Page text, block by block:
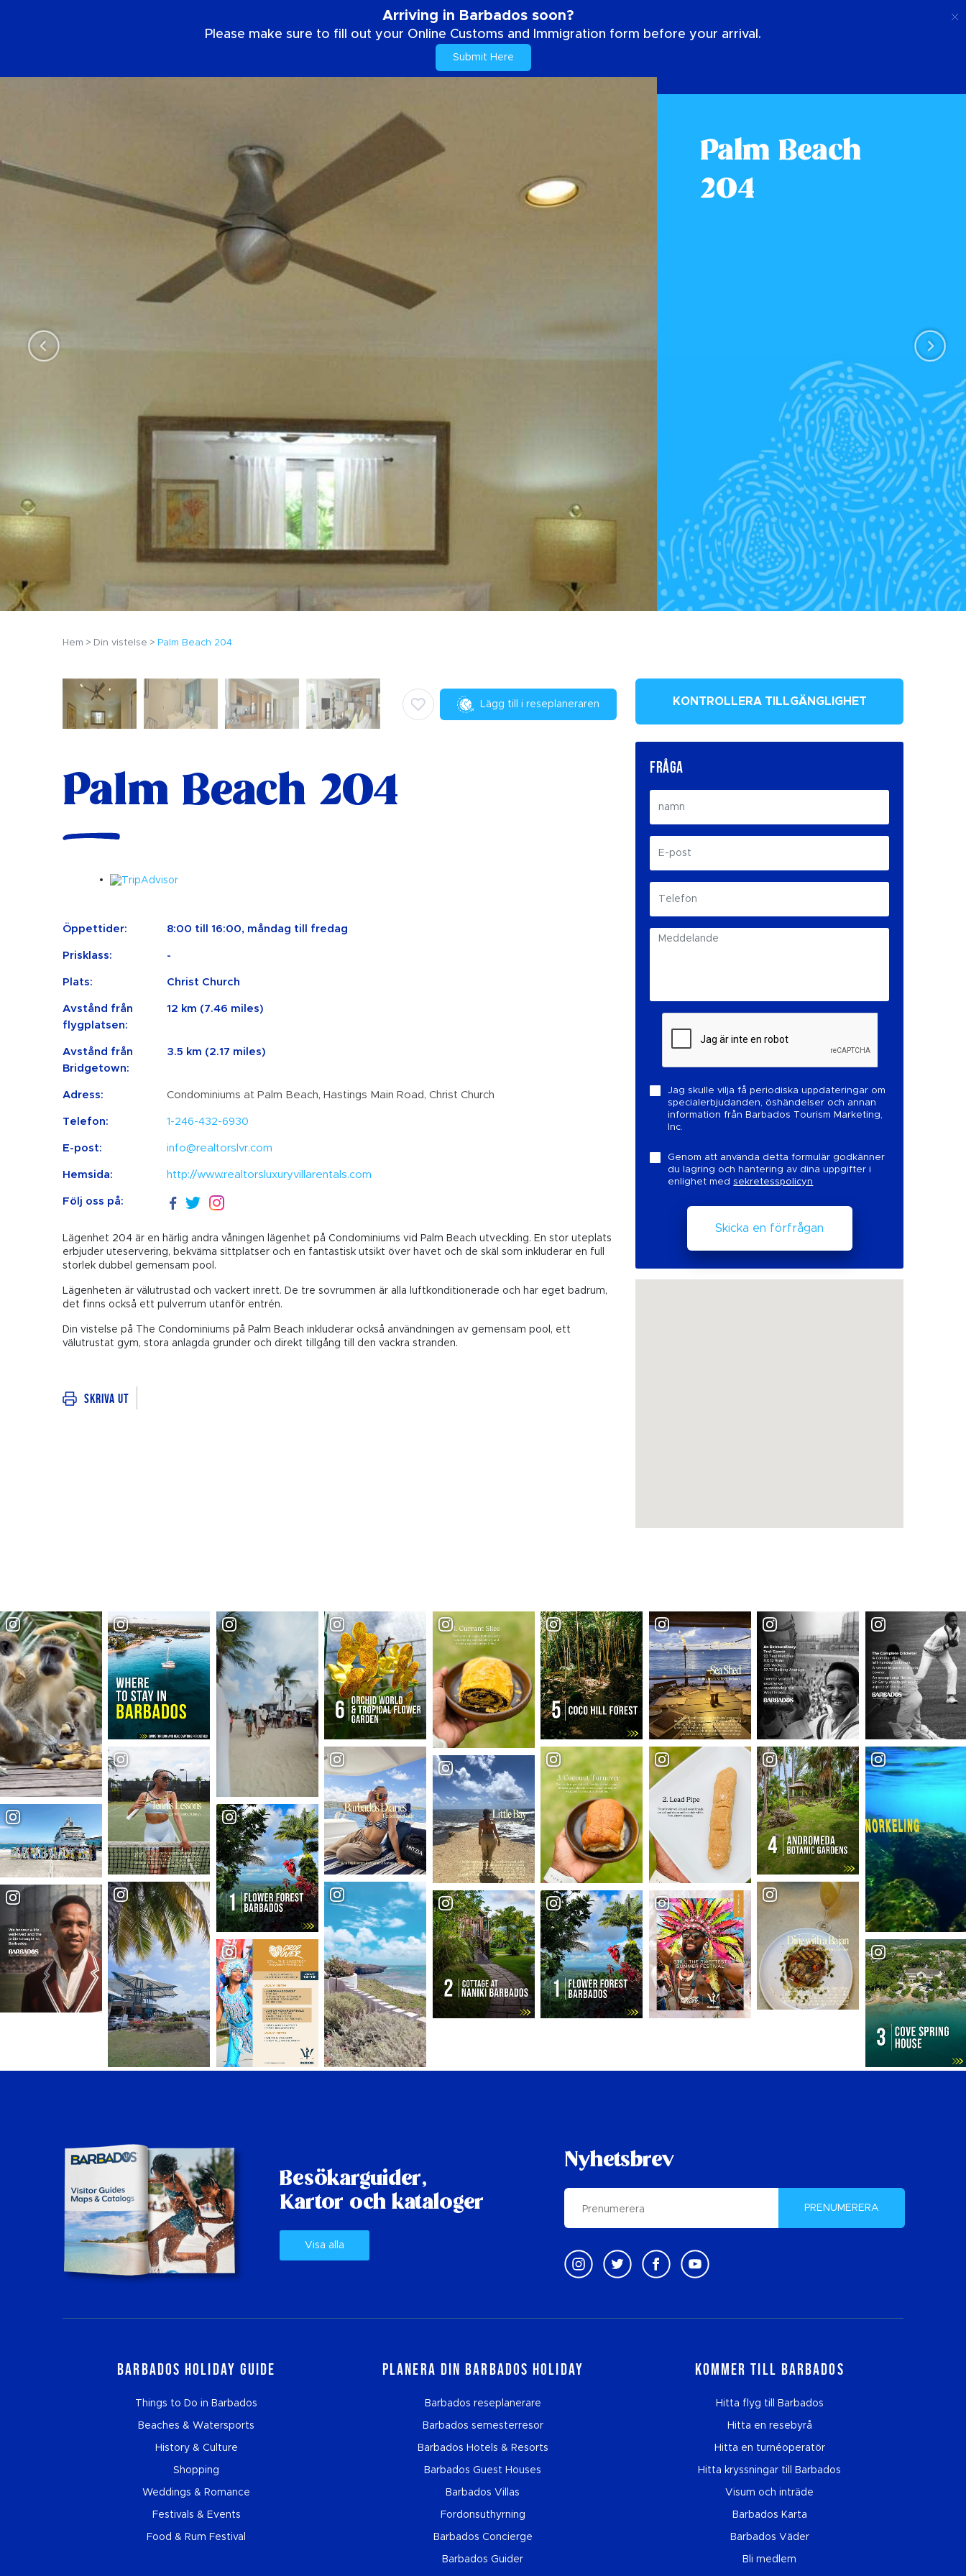
Arriving in Barbados soon?
Please make sure to fill out your Online Customs and Immigration form before your arrival.
Submit Here
Palm Beach
204
Hem Din vistelse Palm Beach 204
Lägg till i reseplaneraren
Palm Beach 204
Öppettider: 8:00 till 16:00, måndag till fredag
Prisklass: -
Plats: Christ Church
Avstånd från
flygplatsen:
12 km (7.46 miles)
Avstånd från
Bridgetown:
3.5 km (2.17 miles)
Adress: Condominiums at Palm Beach, Hastings Main Road, Christ Church
Telefon: 1-246-432-6930
E-post: info@realtorslvr.com
Hemsida: http://www.realtorsluxuryvillarentals.com
Följ oss på:
Lägenhet 204 är en härlig andra våningen lägenhet på Condominiums vid Palm Beach utveckling. En stor uteplats
erbjuder uteservering, bekväma sittplatser och en fantastisk utsikt över havet och de skäl som inkluderar en full
storlek dubbel gemensam pool.
Lägenheten är välutrustad och vackert inrett. De tre sovrummen är alla luftkonditionerade och har eget badrum,
det finns också ett pulverrum utanför entrén.
Din vistelse på The Condominiums på Palm Beach inkluderar också användningen av gemensam pool, ett
välutrustat gym, stora anlagda grunder och direkt tillgång till den vackra stranden.
Skriva ut
KONTROLLERA TILLGÄNGLIGHET
FRÅGA
Jag skulle vilja få periodiska uppdateringar om
specialerbjudanden, öshändelser och annan
information från Barbados Tourism Marketing,
Inc.
Genom att använda detta formulär godkänner
du lagring och hantering av dina uppgifter i
enlighet medsekretesspolicyn
Besökarguider,
Kartor och kataloger
Visa alla
Nyhetsbrev
PRENUMERERA
Barbados Holiday Guide
Things to Do in Barbados
Beaches & Watersports
History & Culture
Shopping
Weddings & Romance
Festivals & Events
Food & Rum Festival
Planera din Barbados Holiday
Barbados reseplanerare
Barbados semesterresor
Barbados Hotels & Resorts
Barbados Guest Houses
Barbados Villas
Fordonsuthyrning
Barbados Concierge
Barbados Guider
Kommer till Barbados
Hitta flyg till Barbados
Hitta en resebyrå
Hitta en turnéoperatör
Hitta kryssningar till Barbados
Visum och inträde
Barbados Karta
Barbados Väder
Bli medlem